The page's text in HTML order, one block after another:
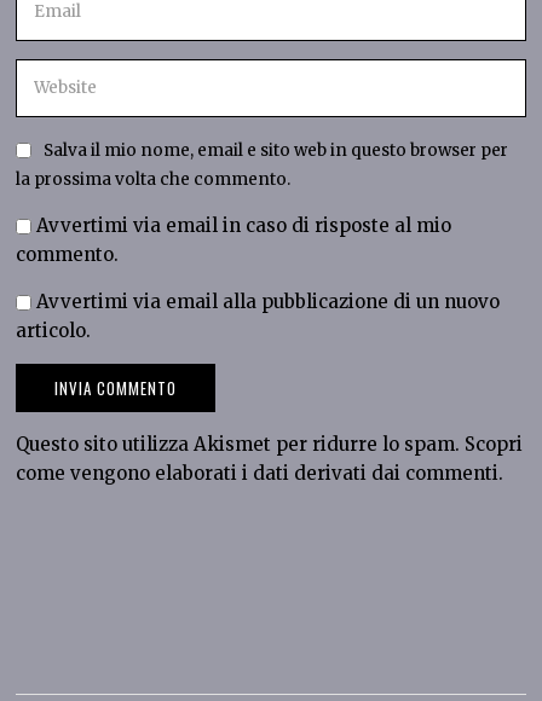
Salva il mio nome, email e sito web in questo browser per
la prossima volta che commento.
Avvertimi via email in caso di risposte al mio
commento.
Avvertimi via email alla pubblicazione di un nuovo
articolo.
Questo sito utilizza Akismet per ridurre lo spam. Scopri
come vengono elaborati i dati derivati dai commenti.